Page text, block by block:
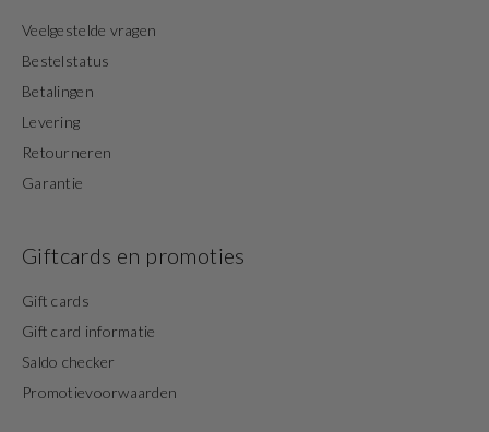
Veelgestelde vragen
Bestelstatus
Betalingen
Levering
Retourneren
Garantie
Giftcards en promoties
Gift cards
Gift card informatie
Saldo checker
Promotievoorwaarden